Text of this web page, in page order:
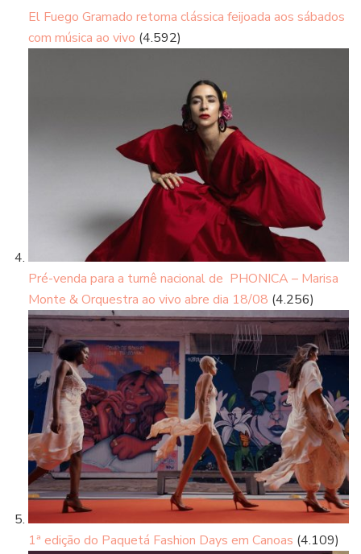
El Fuego Gramado retoma clássica feijoada aos sábados
com música ao vivo (4.592)
Pré-venda para a turnê nacional de PHONICA – Marisa
Monte & Orquestra ao vivo abre dia 18/08 (4.256)
1ª edição do Paquetá Fashion Days em Canoas (4.109)